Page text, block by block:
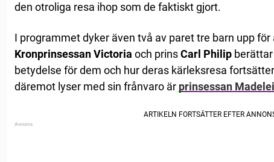
den otroliga resa ihop som de faktiskt gjort.
I programmet dyker även två av paret tre barn upp
Kronprinsessan Victoria och prinsCarl Philip
betydelse för dem och hur deras kärleksresa
däremot lyser med sin frånvaro är prinsessan